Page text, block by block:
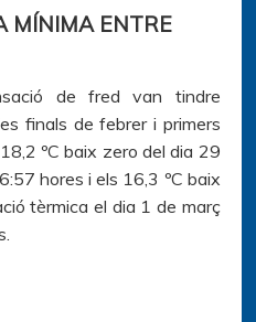
MÍNIMA ENTRE
de fred van tindre
finals de febrer i primers
ºC baix zero del dia 29
hores i els 16,3 ºC baix
tèrmica el dia 1 de març